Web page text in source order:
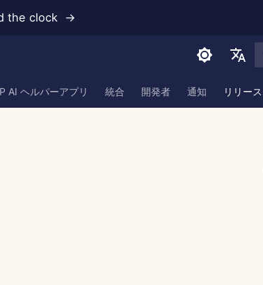
the clock →
English
AI ヘルパーアプリ 統合 開発者 通知 リリース